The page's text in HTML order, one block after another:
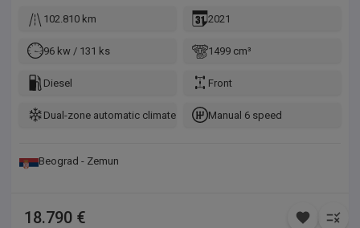
102.810 km 2021
96 kw / 131 ks 1499 cm³
Diesel Front
Dual-zone automatic climate controlManual 6 speed
Beograd - Zemun
18.790 €